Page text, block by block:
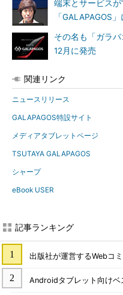
端末とサービス
「GALAPAGOS
その名も「ガラ
12月に発売
関連リンク
ニュースリリース
GALAPAGOS特設サイト
メディアタブレットページ
TSUTAYA GALAPAGOS
シャープ
eBook USER
記事ランキング
出版社が運営するWebコ
Androidタブレット向けベ